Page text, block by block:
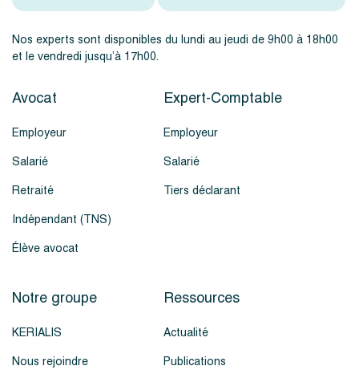
Nos experts sont disponibles du lundi au jeudi de 9h00 à 18h00
et le vendredi jusqu’à 17h00.
Avocat
Employeur
Salarié
Retraité
Indépendant (TNS)
Élève avocat
Expert-Comptable
Employeur
Salarié
Tiers déclarant
Notre groupe
KERIALIS
Nous rejoindre
Ressources
Actualité
Publications